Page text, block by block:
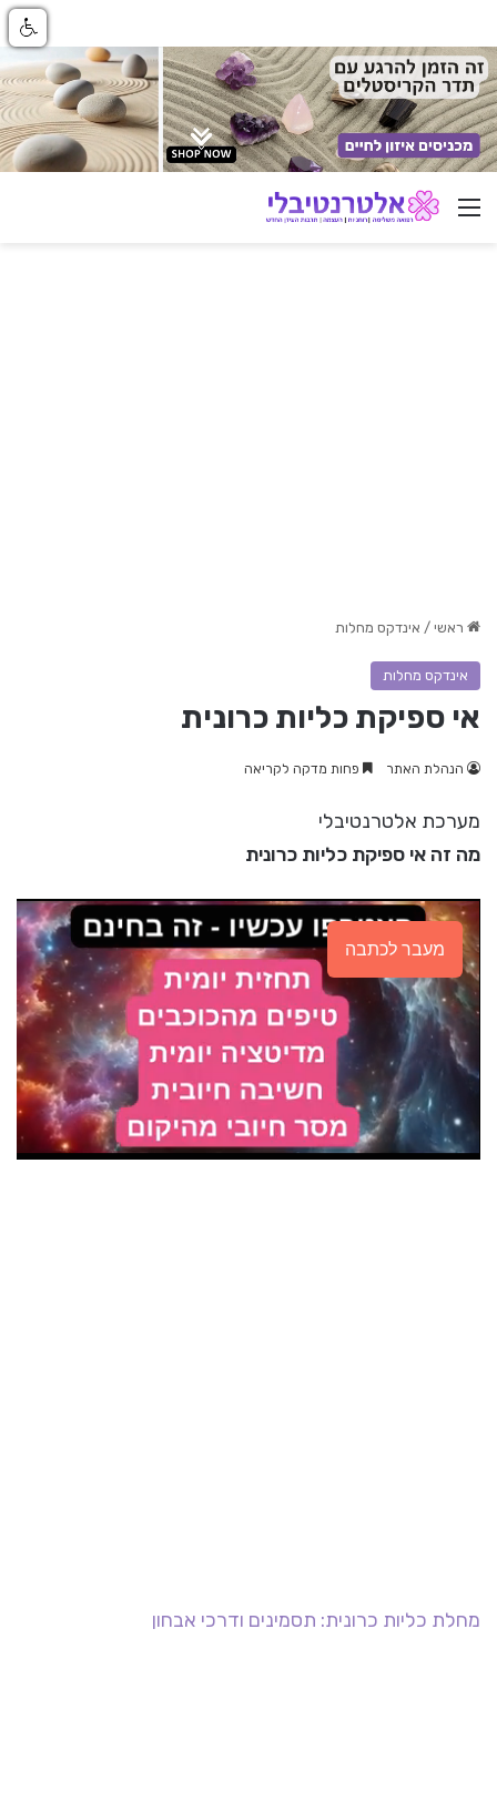
ניווט באתר
ראשי / אינדקס מחלות
אינדקס מחלות
אי ספיקת כליות כרונית
הנהלת האתר פחות מדקה לקריאה
מערכת אלטרנטיבלי
מה זה אי ספיקת כליות כרונית
מעבר לכתבה
מחלת כליות כרונית: תסמינים ודרכי אבחון